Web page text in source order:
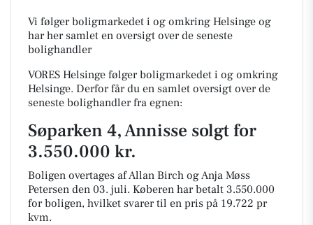
Vi følger boligmarkedet i og omkring Helsinge og
har her samlet en oversigt over de seneste
bolighandler
VORES Helsinge følger boligmarkedet i og omkring
Helsinge. Derfor får du en samlet oversigt over de
seneste bolighandler fra egnen:
Søparken 4, Annisse solgt for
3.550.000 kr.
Boligen overtages af Allan Birch og Anja Møss
Petersen den 03. juli. Køberen har betalt 3.550.000
for boligen, hvilket svarer til en pris på 19.722 pr
kvm.